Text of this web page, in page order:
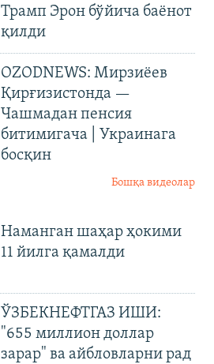
Трамп Эрон бўйича баёнот
қилди
OZODNEWS: Мирзиёев
Қирғизистонда —
Чашмадан пенсия
битимигача | Украинага
босқин
Бошқа видеолар
Наманган шаҳар ҳокими
11 йилга қамалди
ЎЗБЕКНЕФТГАЗ ИШИ:
"655 миллион доллар
зарар" ва айбловларни рад